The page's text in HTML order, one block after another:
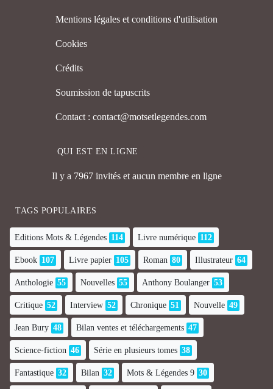
Mentions légales et conditions d'utilisation
Cookies
Crédits
Soumission de tapuscrits
Contact : contact@motsetlegendes.com
QUI EST EN LIGNE
Il y a 7967 invités et aucun membre en ligne
TAGS POPULAIRES
Editions Mots & Légendes 114 Livre numérique 112
Ebook 107 Livre papier 105 Roman 80 Illustrateur 64
Anthologie 55 Nouvelles 55 Anthony Boulanger 53
Critique 52 Interview 52 Chronique 51 Nouvelle 49
Jean Bury 48 Bilan ventes et téléchargements 47
Science-fiction 46 Série en plusieurs tomes 38
Fantastique 32 Bilan 32 Mots & Légendes 9 30